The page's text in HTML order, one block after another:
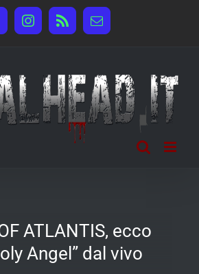
Instagram
Rss Email
ATLANTIS, ecco
Angel” dal vivo